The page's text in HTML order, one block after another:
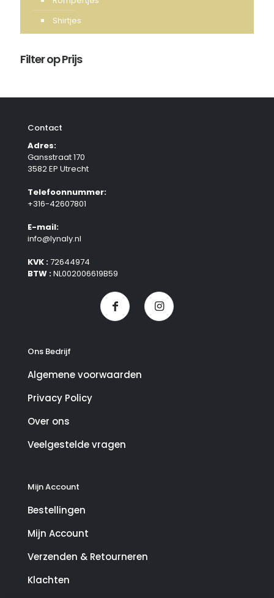
Shirtjes
Filter op Prijs
Contact
Adres:
Gansstraat 170
3582 EP Utrecht
Telefoonnummer:
+316-42607801
E-mail:
info@lynaly.nl
KVK :72644974
BTW :NL002006619B59
Ons Bedrijf
Algemene voorwaarden
Privacy Policy
Over ons
Veelgestelde vragen
Mijn Account
Bestellingen
Mijn Account
Verzenden & Retourneren
Klachten